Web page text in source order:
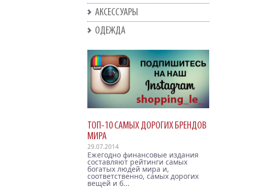
АКСЕССУАРЫ
ОДЕЖДА
ТОП-10 САМЫХ ДОРОГИХ БРЕНДОВ
МИРА
29.07.2014
Ежегодно финансовые издания
составляют рейтинги самых
богатых людей мира и,
соответственно, самых дорогих
вещей и б...